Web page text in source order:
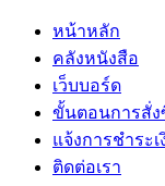
หน้าหลัก
คลังหนังสือ
เว็บบอร์ด
ขั้นตอนการสั่ง
แจ้งการชำระเ
ติดต่อเรา